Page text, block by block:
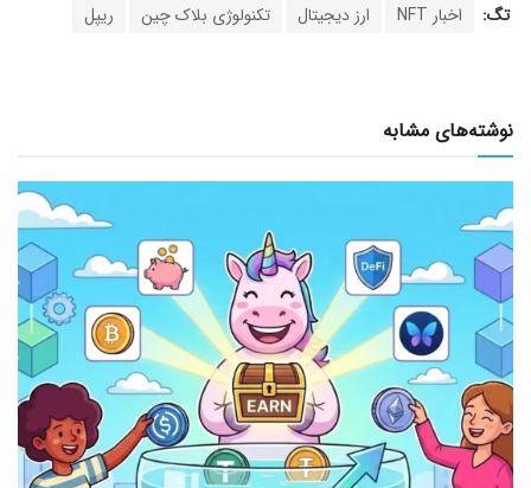
تگ: اخبار NFT ارز دیجیتال تکنولوژی بلاک چین ریپل
نوشته‌های مشابه